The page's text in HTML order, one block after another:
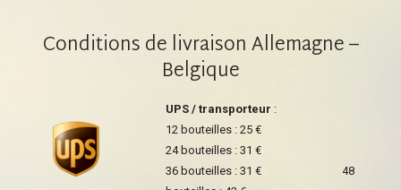
Conditions de livraison Allemagne –
Belgique
UPS / transporteur :
12 bouteilles : 25 €
24 bouteilles : 31 €
36 bouteilles : 31 € 48